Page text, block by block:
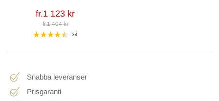
fr.1 123 kr
fr.1 404 kr
34
Snabba leveranser
Prisgaranti